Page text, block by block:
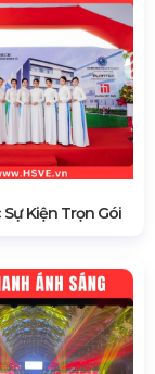
Kiện Trọn Gói